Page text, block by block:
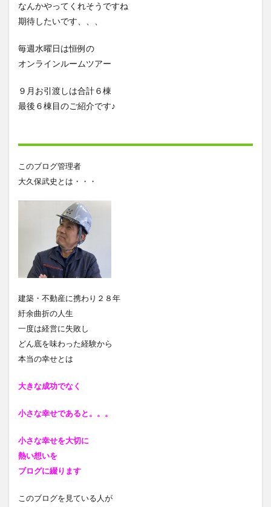
なんかやってくれそうですね
期待したいです、、、
毎週水曜日は恒例の
オンラインルームツアー
９月お引渡しは合計６棟
最後６棟目のご紹介です♪
このブログ管理者
大久保武史とは・・・
建築・不動産に携わり２８年
紆余曲折の人生
一度は経営に失敗し
どん底を味わった経験から
本当の幸せとは
大きな成功でなく
小さな幸せであると。。。
小さな幸せを大切に
熱い想いを
ブログに綴ります
このブログを見ている人が